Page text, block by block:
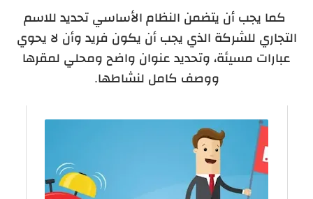
كما يجب أن يتضمن النظام الأساسي تحديد للاسم
التجاري للشركة الذي يجب أن يكون فريد وأن لا يحوي
عبارات مسيئة، وتحديد عنوان واضح ومحلي لمقرها
ووصف كامل لنشاطها.